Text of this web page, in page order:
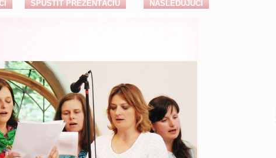
SPUSTIŤ PREZENTÁCIU NASLEDUJÚCI